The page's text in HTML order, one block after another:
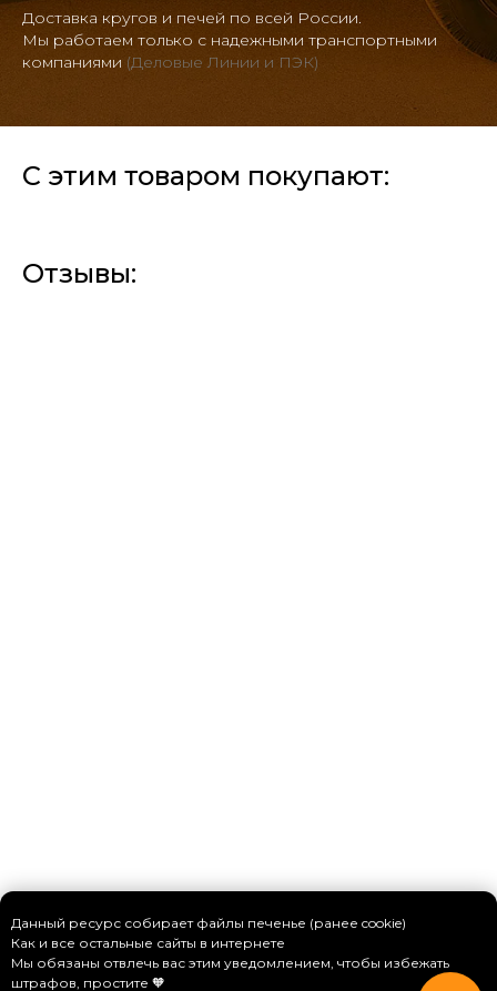
Данный ресурс собирает файлы печенье (ранее cookie)
Как и все остальные сайты в интернете
Мы обязаны отвлечь вас этим уведомлением, чтобы избежать
штрафов, простите 🧡
Доставка кругов и печей по всей России.
Мы работаем только с надежными транспортными
компаниями (Деловые Линии и ПЭК)
С этим товаром покупают:
Отзывы: